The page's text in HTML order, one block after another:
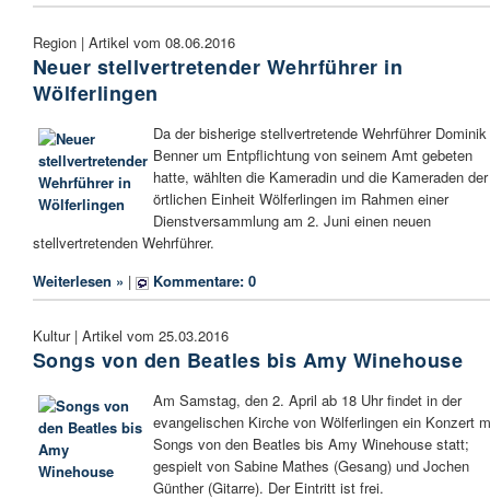
Region | Artikel vom 08.06.2016
Neuer stellvertretender Wehrführer in
Wölferlingen
Da der bisherige stellvertretende Wehrführer Dominik
Benner um Entpflichtung von seinem Amt gebeten
hatte, wählten die Kameradin und die Kameraden der
örtlichen Einheit Wölferlingen im Rahmen einer
Dienstversammlung am 2. Juni einen neuen
stellvertretenden Wehrführer.
Weiterlesen » | Kommentare: 0
Kultur | Artikel vom 25.03.2016
Songs von den Beatles bis Amy Winehouse
Am Samstag, den 2. April ab 18 Uhr findet in der
evangelischen Kirche von Wölferlingen ein Konzert
Songs von den Beatles bis Amy Winehouse statt;
gespielt von Sabine Mathes (Gesang) und Jochen
Günther (Gitarre). Der Eintritt ist frei.